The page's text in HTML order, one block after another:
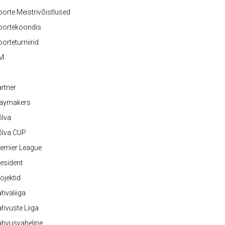
Meistrivõistlused
CUP
League
Liiga